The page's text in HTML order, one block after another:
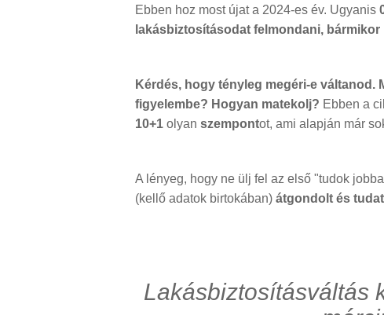
Ebben hoz most újat a 2024-es év. Ugyanis
lakásbiztosításodat felmondani,
Kérdés, hogy tényleg megéri-e váltanod.
figyelembe? Hogyan matekolj? Ebben a
10+1 olyan szempontot, ami alapján már
A lényeg, hogy ne ülj fel az első "tudok
(kellő adatok birtokában) átgondolt és
Lakásbiztosításváltás